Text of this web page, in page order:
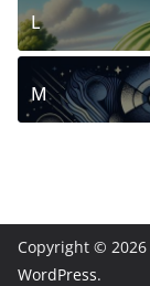
L
M
Copyright © 2026
WordPress.